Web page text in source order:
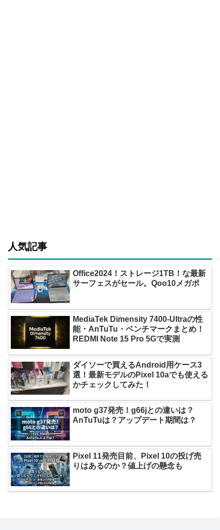
人気記事
Office2024！ストレージ1TB！な最新
サーフェスがセール。Qoo10メガポ
MediaTek Dimensity 7400-Ultraの性
能・AnTuTu・ベンチマークまとめ！
REDMI Note 15 Pro 5Gで実測
ダイソーで買えるAndroid用ケース3
選！最新モデルのPixel 10aでも使える
かチェックしてみた！
moto g37発売！g66jとの違いは？
AnTuTuは？アップデート期間は？
Pixel 11発売目前、Pixel 10の投げ売
りはあるのか？値上げの懸念も